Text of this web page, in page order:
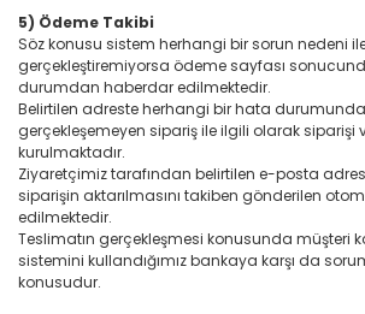
5) Ödeme Takibi
Söz konusu sistem herhangi bir sorun nedeni
gerçekleştiremiyorsa ödeme sayfası
durumdan haberdar edilmektedir.
Belirtilen adreste herhangi bir hata
gerçekleşemeyen sipariş ile ilgili olarak siparişi
kurulmaktadır.
Ziyaretçimiz tarafından belirtilen e-posta
siparişin aktarılmasını takiben gönderilen
edilmektedir.
Teslimatın gerçekleşmesi konusunda müşteri
sistemini kullandığımız bankaya karşı da
konusudur.